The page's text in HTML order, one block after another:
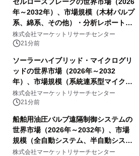
年～2032年）、市場規模（木材パルプ
系、綿系、その他）・分析レポートを
発表
株式会社マーケットリサーチセンター
21分前
ソーラーハイブリッド・マイクログリ
ッドの世界市場（2026年～2032
年）、市場規模（系統連系型マイクロ
グリッド、独立型マイクログリッ
ド）・分析レポートを発表
株式会社マーケットリサーチセンター
21分前
船舶用油圧バルブ遠隔制御システムの
世界市場（2026年～2032年）、市場
規模（全自動システム、半自動システ
ム）・分析レポートを発表
株式会社マーケットリサーチセンター